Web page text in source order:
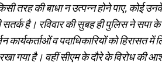
तरह की बाधा न उत्पन्न होने पाए,
है। रविवार की सुबह ही पुलिस ने सपा
व पदाधिकारियों को हिरासत में
गया है। वहीं सीएम के दौरे के विरोध की